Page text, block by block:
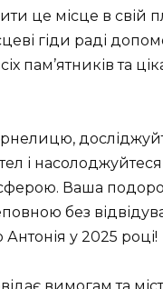
це місце в свій
гіди раді
пам’ятників та
і
Ваша
без
Антонія у 2025 році!